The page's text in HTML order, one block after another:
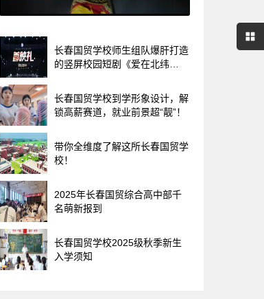
长春国贸学校师生组队爆肝打造
的竖屏校园短剧《爱在北纬
长春国贸学校到学形象设计，解
锁高薪赛道，就业前景超“靓”！
带你全维度了解这所长春国贸学
校！
2025年长春国贸综合高中部千
名萌新报到
长春国贸学校2025级秋季新生
入学须知